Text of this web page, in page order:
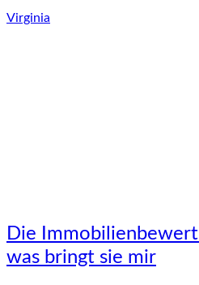
Virginia
Die
was bringt sie mir